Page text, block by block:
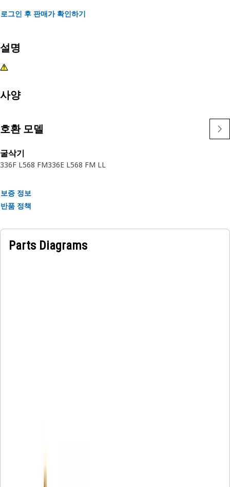
로그인 후 판매가 확인하기
설명
사양
호환 모델
굴삭기
336F L568 FM336E L568 FM LL
보증 정보
반품 정책
Parts Diagrams